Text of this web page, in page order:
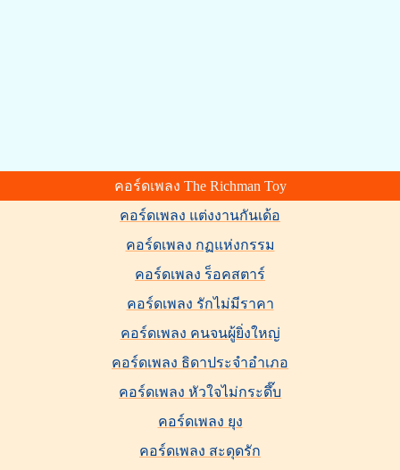
คอร์ดเพลง The Richman Toy
คอร์ดเพลง แต่งงานกันเด้อ
คอร์ดเพลง กฏแห่งกรรม
คอร์ดเพลง ร็อคสตาร์
คอร์ดเพลง รักไม่มีราคา
คอร์ดเพลง คนจนผู้ยิ่งใหญ่
คอร์ดเพลง ธิดาประจำอำเภอ
คอร์ดเพลง หัวใจไม่กระดึ๊บ
คอร์ดเพลง ยุง
คอร์ดเพลง สะดุดรัก